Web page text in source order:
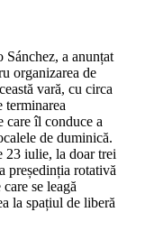
a anunțat
organizarea de
vară, cu circa
terminarea
care îl conduce a
de duminică.
23 iulie, la doar trei
președinția rotativă
se leagă
la spațiul de liberă